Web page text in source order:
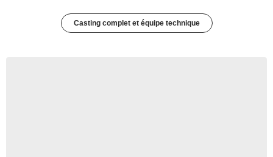
Casting complet et équipe technique